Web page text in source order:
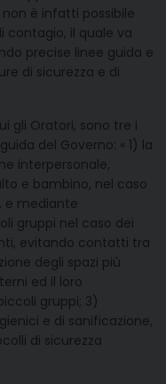
è infatti possibile
contagio, il quale va
precise linee guida e
di sicurezza e di
gli Oratori, sono tre i
del Governo: « 1) la
interpersonale,
e bambino, nel caso
e mediante
gruppi nel caso dei
evitando contatti tra
degli spazi più
ed il loro
gruppi; 3)
e di sanificazione,
di sicurezza